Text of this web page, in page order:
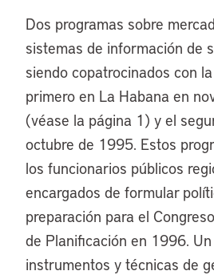
Dos programas sobre
sistemas de información de
siendo copatrocinados con
primero en La Habana en
(véase la página 1) y el
octubre de 1995. Estos
los funcionarios públicos
encargados de formular
preparación para el
de Planificación en 1996.
instrumentos y técnicas de